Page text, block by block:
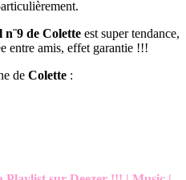
n¨9 de Colette est super tendance,
entre amis, effet garantie !!!
de Colette :